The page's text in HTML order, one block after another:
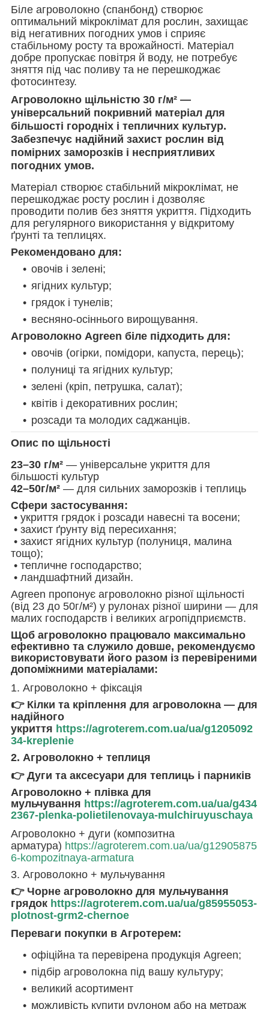
Біле агроволокно (спанбонд) створює
оптимальний мікроклімат для рослин, захищає
від негативних погодних умов і сприяє
стабільному росту та врожайності. Матеріал
добре пропускає повітря й воду, не потребує
зняття під час поливу та не перешкоджає
фотосинтезу.
Агроволокно щільністю 30 г/м² —
універсальний покривний матеріал для
більшості городніх і тепличних культур.
Забезпечує надійний захист рослин від
помірних заморозків і несприятливих
погодних умов.
Матеріал створює стабільний мікроклімат, не
перешкоджає росту рослин і дозволяє
проводити полив без зняття укриття. Підходить
для регулярного використання у відкритому
ґрунті та теплицях.
Рекомендовано для:
овочів і зелені;
ягідних культур;
грядок і тунелів;
весняно-осіннього вирощування.
Агроволокно Agreen біле підходить для:
овочів (огірки, помідори, капуста, перець);
полуниці та ягідних культур;
зелені (кріп, петрушка, салат);
квітів і декоративних рослин;
розсади та молодих саджанців.
Опис по щільності
23–30 г/м² — універсальне укриття для
більшості культур
42–50г/м² — для сильних заморозків і теплиць
Сфери застосування:
• укриття грядок і розсади навесні та восени;
• захист ґрунту від пересихання;
• захист ягідних культур (полуниця, малина
тощо);
• тепличне господарство;
• ландшафтний дизайн.
Agreen пропонує агроволокно різної щільності
(від 23 до 50г/м²) у рулонах різної ширини — для
малих господарств і великих агропідприємств.
Щоб агроволокно працювало максимально
ефективно та служило довше, рекомендуємо
використовувати його разом із перевіреними
допоміжними матеріалами:
1. Агроволокно + фіксація
👉 Кілки та кріплення для агроволокна — для
надійного
укриття https://agroterem.com.ua/ua/g1205092
34-kreplenie
2. Агроволокно + теплиця
👉 Дуги та аксесуари для теплиць і парників
Агроволокно + плівка для
мульчування https://agroterem.com.ua/ua/g434
2367-plenka-polietilenovaya-mulchiruyuschaya
Агроволокно + дуги (композитна
арматура) https://agroterem.com.ua/ua/g12905875
6-kompozitnaya-armatura
3. Агроволокно + мульчування
👉 Чорне агроволокно для мульчування
грядок https://agroterem.com.ua/ua/g85955053-
plotnost-grm2-chernoe
Переваги покупки в Агротерем:
офіційна та перевірена продукція Agreen;
підбір агроволокна під вашу культуру;
великий асортимент
можливість купити рулоном або на метраж